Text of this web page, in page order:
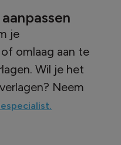
je
omlaag aan te
Wil je het
Neem